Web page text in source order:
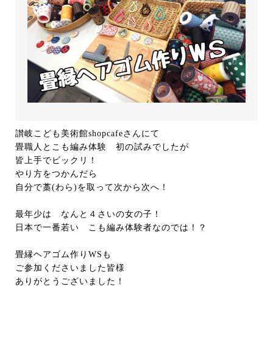
讃岐こども美術館shopcafeさんにて
畳職人とこも編み体験 初の試みでしたが
皆上手でビックリ！
やり方をつかんだら
自分で藁(わら)を取って次から次へ！
最年少は なんと４さいの女の子！
日本で一番若い こも編み体験者なのでは！？
畳縁ヘアゴム作りWSも
ご参加くださいました皆様
ありがとうございました！